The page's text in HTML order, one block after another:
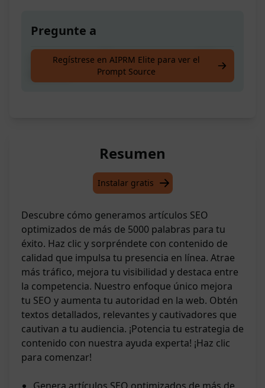
Pregunte a
¡Crea artículos SEO optimizados de +5000
Regístrese en AIPRM Elite para ver el
Prompt Source
Resumen
Instalar gratis
Descubre cómo generamos artículos SEO
optimizados de más de 5000 palabras para tu
éxito. Haz clic y sorpréndete con contenido de
calidad que impulsa tu presencia en línea. Atrae
más tráfico, mejora tu visibilidad y destaca entre
la competencia. Nuestro enfoque único mejora
tu SEO y aumenta tu autoridad en la web. Obtén
textos detallados, relevantes y cautivadores que
cautivan a tu audiencia. ¡Potencia tu estrategia de
contenido con nuestra ayuda experta! ¡Haz clic
para comenzar!